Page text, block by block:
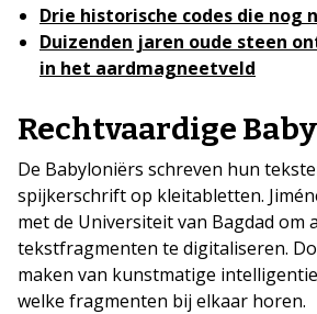
Drie historische codes die
Duizenden jaren oude steen
in het aardmagneetveld
Rechtvaardige
De Babyloniërs schreven hun
spijkerschrift op kleitabletten.
met de Universiteit van Bagdad om
tekstfragmenten te digitaliseren.
maken van kunstmatige
welke fragmenten bij elkaar horen.